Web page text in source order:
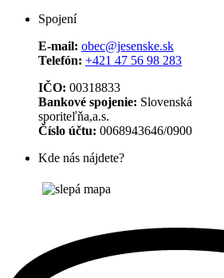
Spojení
E-mail: obec@jesenske.sk
Telefón: +421 47 56 98 283
IČO: 00318833
Bankové spojenie: Slovenská
sporiteľňa,a.s.
Číslo účtu: 0068943646/0900
Kde nás nájdete?